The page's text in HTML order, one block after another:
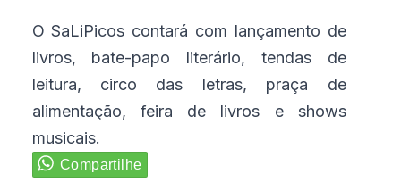
O SaLiPicos contará com lançamento de
livros, bate-papo literário, tendas de
leitura, circo das letras, praça de
alimentação, feira de livros e shows
musicais.